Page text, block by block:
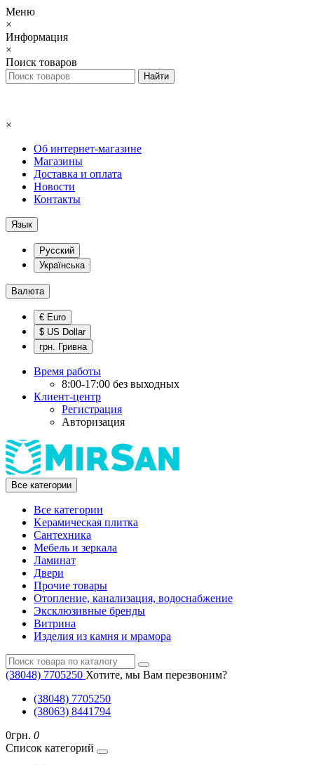
Меню
×
Информация
×
Поиск товаров
×
Об интернет-магазине
Магазины
Доставка и оплата
Новости
Контакты
Язык
Русский
Українська
Валюта
€ Euro
$ US Dollar
грн. Гривна
Время работы
8:00-17:00 без выходных
Клиент-центр
Регистрация
Авторизация
Все категории
Все категории
Kерамическая плитка
Cантехника
Мебель и зеркала
Ламинат
Двери
Прочие товары
Отопление, канализация, водоснабжение
Эксклюзивные бренды
Витрина
Изделия из камня и мрамора
(38048) ‎7705250 Хотите, мы Вам перезвоним?
(38048) ‎7705250
(38063) 8441794
0грн. 0
Список категорий